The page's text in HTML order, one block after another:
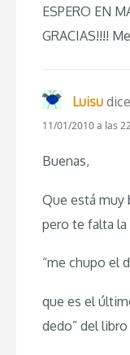
ESPERO EN
GRACIAS!!!!
Luisu
11/01/2010 a las
Buenas,
Que está muy
pero te falta la
“me chupo el
que es el
dedo” del